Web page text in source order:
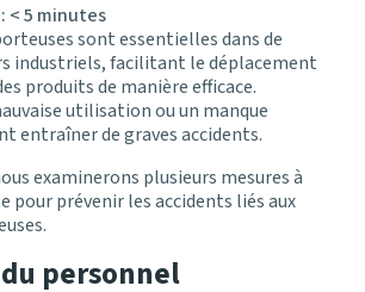
< 5 minutes
sont essentielles dans de
industriels, facilitant le déplacement
produits de manière efficace.
utilisation ou un manque
entraîner de graves accidents.
examinerons plusieurs mesures à
pour prévenir les accidents liés aux
personnel